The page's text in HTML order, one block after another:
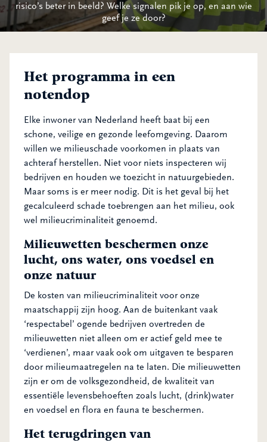
risico’s beter in beeld? Welke signalen pik je op, en aan wie
geef je ze door?
Het programma in een
notendop
Elke inwoner van Nederland heeft baat bij een
schone, veilige en gezonde leefomgeving. Daarom
willen we milieuschade voorkomen in plaats van
achteraf herstellen. Niet voor niets inspecteren wij
bedrijven en houden we toezicht in natuurgebieden.
Maar soms is er meer nodig. Dit is het geval bij het
gecalculeerd schade toebrengen aan het milieu, ook
wel milieucriminaliteit genoemd.
Milieuwetten beschermen onze
lucht, ons water, ons voedsel en
onze natuur
De kosten van milieucriminaliteit voor onze
maatschappij zijn hoog. Aan de buitenkant vaak
‘respectabel’ ogende bedrijven overtreden de
milieuwetten niet alleen om er actief geld mee te
‘verdienen’, maar vaak ook om uitgaven te besparen
door milieumaatregelen na te laten. Die milieuwetten
zijn er om de volksgezondheid, de kwaliteit van
essentiële levensbehoeften zoals lucht, (drink)water
en voedsel en flora en fauna te beschermen.
Het terugdringen van